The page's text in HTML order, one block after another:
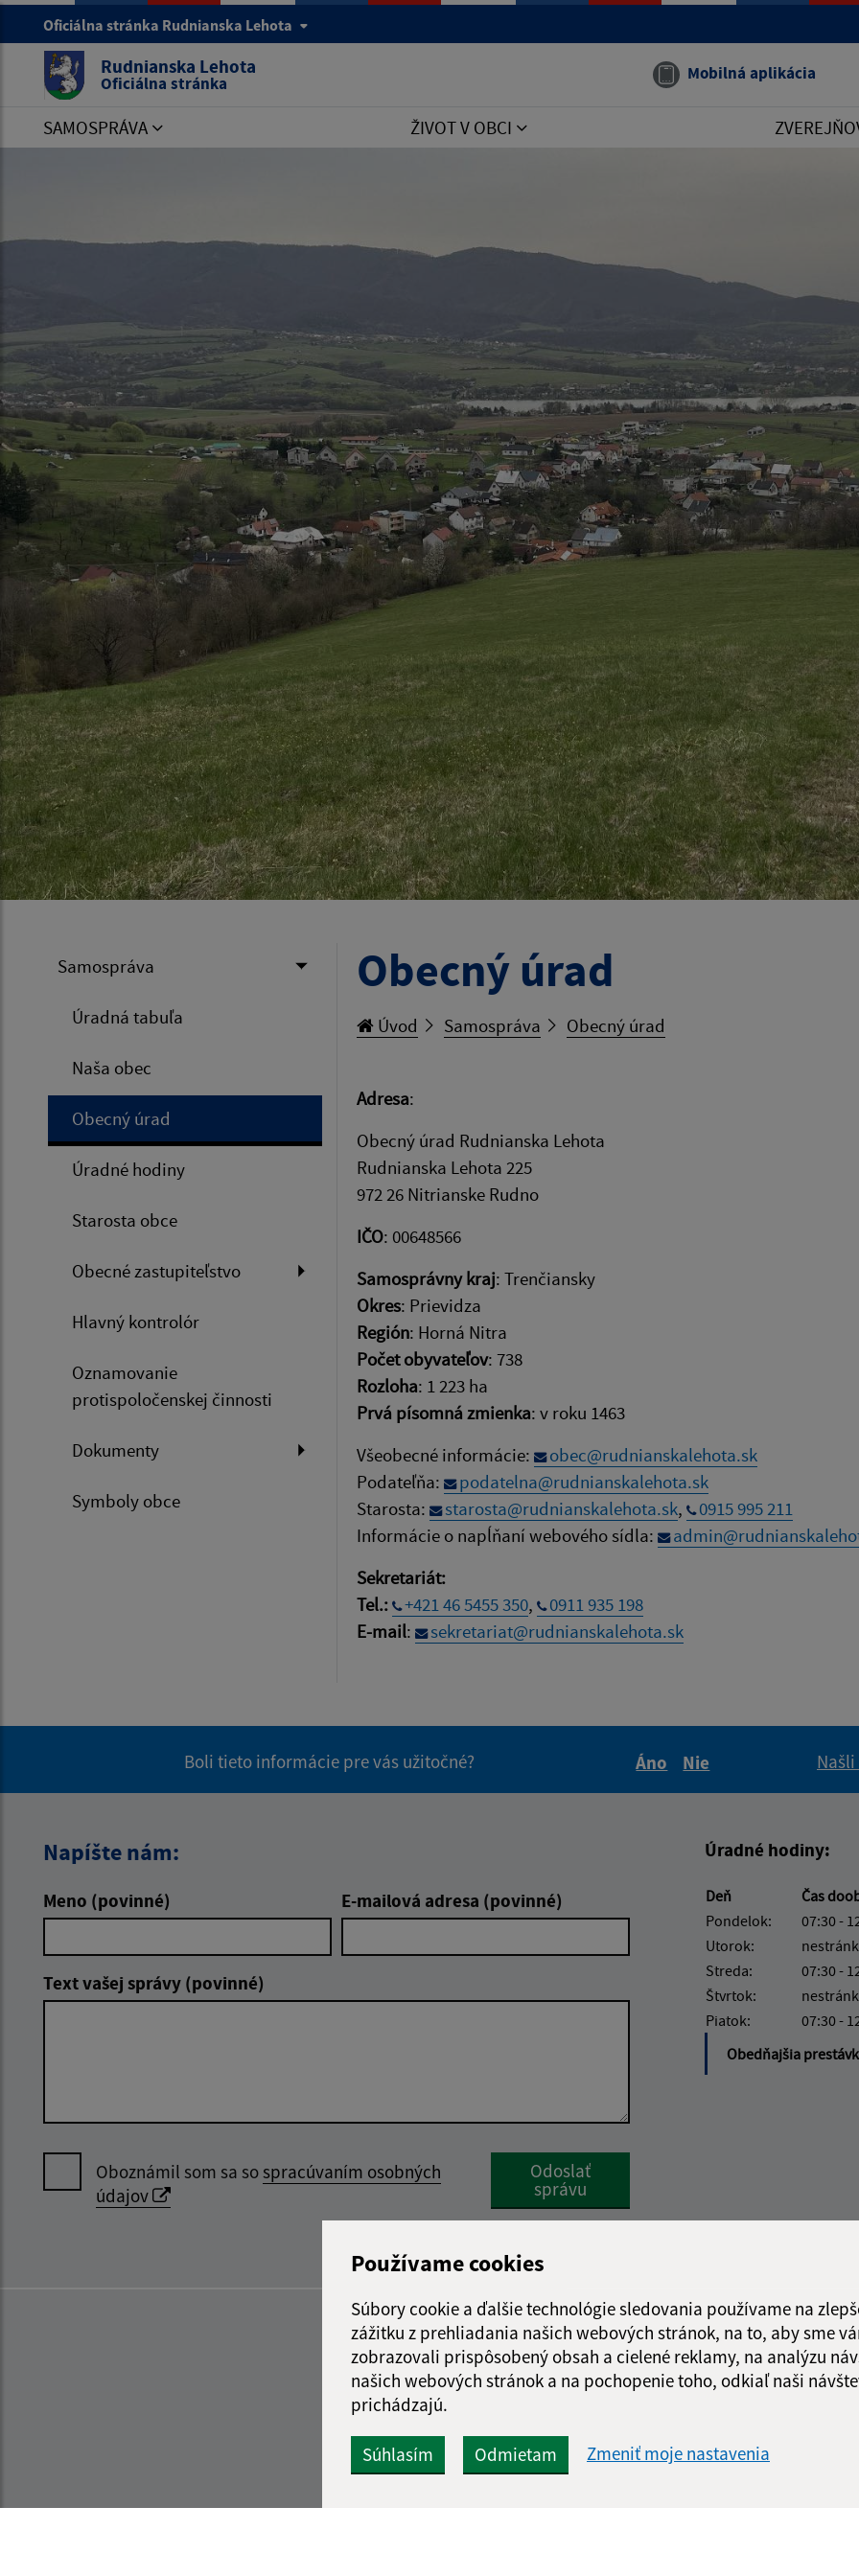
Používame cookies
Súbory cookie a ďalšie technológie sledovania používame na
zážitku z prehliadania našich webových stránok, na to, aby sme
zobrazovali prispôsobený obsah a cielené reklamy, na analýzu
našich webových stránok a na pochopenie toho, odkiaľ naši
prichádzajú.
Súhlasím Odmietam Zmeniť moje nastavenia
Oficiálna stránka Rudnianska Lehota
Rudnianska Lehota
Oficiálna stránka Mobilná aplikácia
SAMOSPRÁVA ŽIVOT V OBCI
Samospráva
Úradná tabuľa
Naša obec
Obecný úrad
Úradné hodiny
Starosta obce
Obecné zastupiteľstvo
Hlavný kontrolór
Oznamovanie
protispoločenskej činnosti
Dokumenty
Symboly obce
Obecný úrad
Úvod Samospráva Obecný úrad
Adresa:
Obecný úrad Rudnianska Lehota
Rudnianska Lehota 225
972 26 Nitrianske Rudno
IČO: 00648566
Samosprávny kraj: Trenčiansky
Okres: Prievidza
Región: Horná Nitra
Počet obyvateľov: 738
Rozloha: 1 223 ha
Prvá písomná zmienka: v roku 1463
Všeobecné informácie:
obec@rudnianskalehota.sk
Podateľňa:
podatelna@rudnianskalehota.sk
Starosta:
starosta@rudnianskalehota.sk,
0915 995 211
Informácie o napĺňaní webového sídla:
Sekretariát:
Tel.:
+421 46 5455 350,
0911 935 198
E-mail: sekretariat@rudnianskalehota.sk
Boli tieto informácie pre vás užitočné?
Áno
Nie
Napíšte nám:
Meno (povinné) E-mailová adresa (povinné)
Text vašej správy (povinné)
Oboznámil som sa sospracúvaním osobných
údajov
Google reCaptcha Response
Odoslať
správu
Úradné hodiny:
Deň
Čas
Pondelok:
07:30 -
Utorok:
Streda:
07:30 -
Štvrtok:
Piatok:
07:30 -
Obedňajšia